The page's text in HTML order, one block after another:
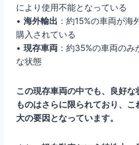
により使用不能となっている
• 海外輸出 ：約15%の車両が海
購入されている
• 現存車両 ：約35%の車両の
な状態
この現存車両の中でも、良好な
ものはさらに限られており、
大の要因となっています。